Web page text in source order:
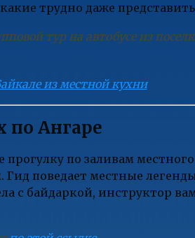
трудно даже представить
тур на автобусе из
из местной кухни
по Ангаре
по заливам
поведает местные
с байдаркой, инструктор